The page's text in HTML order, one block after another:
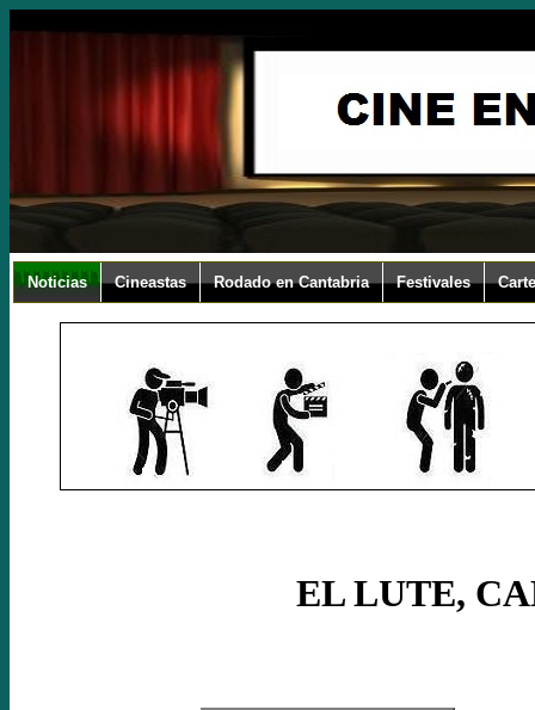
Noticias Cineastas Rodado en Cantabria Festivales
EL LUTE,